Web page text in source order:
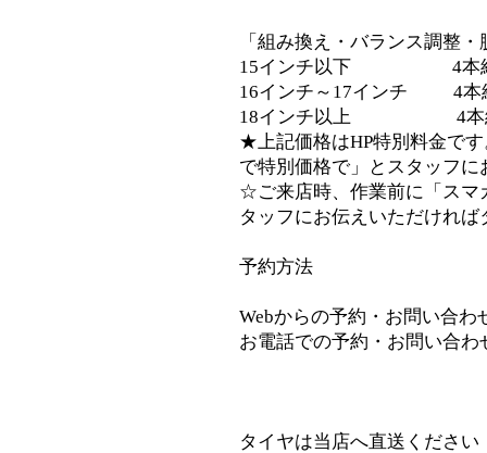
「組み換え・バランス調整・
15インチ以下 4本組替
16インチ～17インチ 4本
18インチ以上 4本組替
★上記価格はHP特別料金で
で特別価格で」とスタッフに
☆ご来店時、作業前に「スマ
タッフにお伝えいただけれ
予約方法
Webからの予約・お問い合
お電話での予約・お問い合
タイヤは当店へ直送ください